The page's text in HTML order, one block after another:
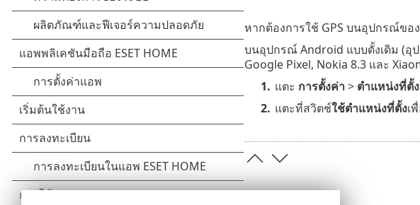
หากต้องการใช้ GPS บนอุปกรณ์ข
บนอุปกรณ์ Android แบบดั้งเดิม (อุ
Google Pixel, Nokia 8.3 และ
1. แตะ การตั้งค่า> ตำแหน่งที่ตั้ง
2. แตะที่สวิตช์ใช้ตำแหน่งที่ตั้งเ